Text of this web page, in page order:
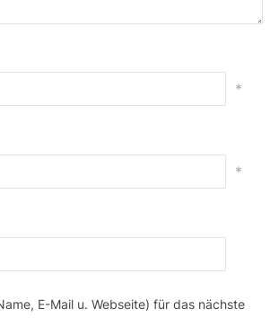
*
*
E-Mail u. Webseite) für das nächste